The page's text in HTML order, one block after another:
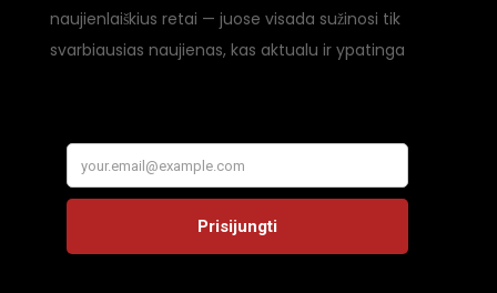
naujienlaiškius retai — juose visada sužinosi tik
svarbiausias naujienas, kas aktualu ir ypatinga